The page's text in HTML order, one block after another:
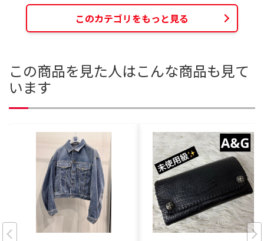
このカテゴリをもっと見る
この商品を見た人はこんな商品も見て
います